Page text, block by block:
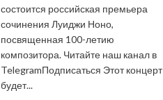
состоится российская премьера
сочинения Луиджи Ноно,
посвященная 100-летию
композитора. Читайте наш канал в
TelegramПодписаться Этот концерт
будет...